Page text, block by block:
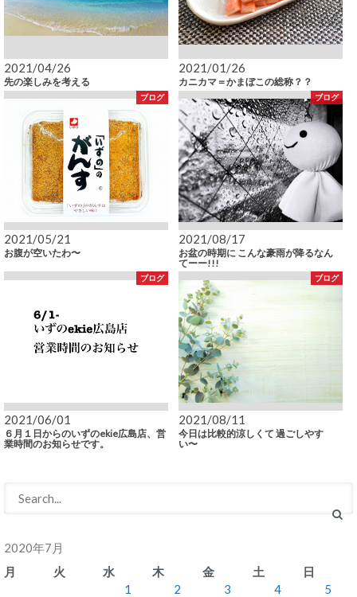
2021/04/26
先の楽しみを考える
2021/01/26
カニカマ＝かまぼこの総称？？
ブログ
2021/05/21
お腹が空いたわ〜
ブログ
2021/08/17
お盆の時期に こんな豪雨が降るなん
てーー!!!
ブログ
2021/06/01
６月１日からのいずのekie広島店、営
業時間のお知らせです。
ブログ
2021/08/11
今日は比較的涼しくて 過ごしやす
い〜
2020年7月
月
火 水 木 金 土
日
1
2 3 4
5